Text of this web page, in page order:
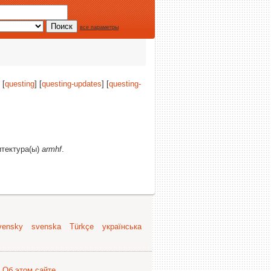
все параметры
[questing] [questing-updates] [questing-
armhf.
svenska Türkçe українська